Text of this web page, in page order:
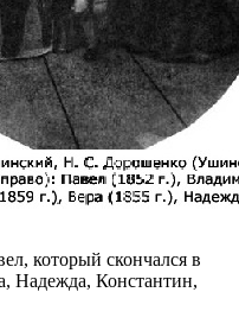
который скончался в
Надежда, Константин,